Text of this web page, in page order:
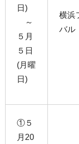
日)
～
５月
５日
(月曜
日)
横浜
バル
①５
月20